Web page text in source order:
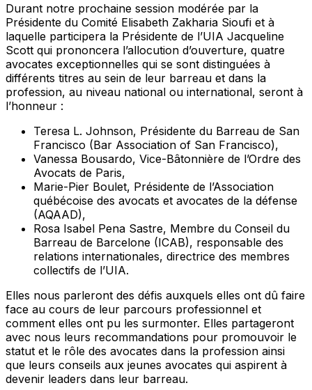
Durant notre prochaine session modérée par la
Présidente du Comité Elisabeth Zakharia Sioufi et à
laquelle participera la Présidente de l’UIA Jacqueline
Scott qui prononcera l’allocution d’ouverture, quatre
avocates exceptionnelles qui se sont distinguées à
différents titres au sein de leur barreau et dans la
profession, au niveau national ou international, seront à
l’honneur :
Teresa L. Johnson, Présidente du Barreau de San
Francisco (Bar Association of San Francisco),
Vanessa Bousardo, Vice-Bâtonnière de l’Ordre des
Avocats de Paris,
Marie-Pier Boulet, Présidente de l’Association
québécoise des avocats et avocates de la défense
(AQAAD),
Rosa Isabel Pena Sastre, Membre du Conseil du
Barreau de Barcelone (ICAB), responsable des
relations internationales, directrice des membres
collectifs de l’UIA.
Elles nous parleront des défis auxquels elles ont dû faire
face au cours de leur parcours professionnel et
comment elles ont pu les surmonter. Elles partageront
avec nous leurs recommandations pour promouvoir le
statut et le rôle des avocates dans la profession ainsi
que leurs conseils aux jeunes avocates qui aspirent à
devenir leaders dans leur barreau.